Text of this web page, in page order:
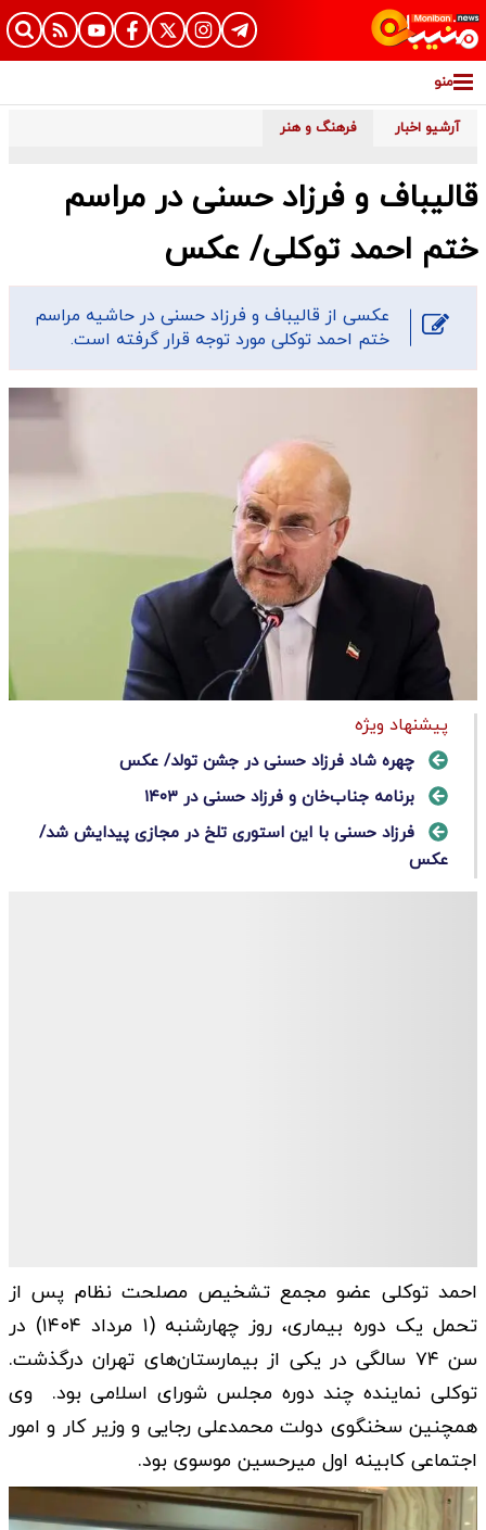
منو
آرشیو اخبار فرهنگ و هنر
قالیباف و فرزاد حسنی در مراسم
ختم احمد توکلی/ عکس
عکسی از قالیباف و فرزاد حسنی در حاشیه مراسم
ختم احمد توکلی مورد توجه قرار گرفته است.
پیشنهاد ویژه
چهره شاد فرزاد حسنی در جشن تولد/ عکس
برنامه جناب‌خان و فرزاد حسنی در ۱۴۰۳
فرزاد حسنی با این استوری تلخ در مجازی پیدایش شد/
عکس
احمد توکلی عضو مجمع تشخیص مصلحت نظام پس از
تحمل یک دوره بیماری، روز چهارشنبه (۱ مرداد ۱۴۰۴) در
سن ۷۴ سالگی در یکی از بیمارستان‌های تهران درگذشت.
توکلی نماینده چند دوره مجلس شورای اسلامی بود. وی
همچنین سخنگوی دولت محمدعلی رجایی و وزیر کار و امور
اجتماعی کابینه اول میرحسین موسوی بود.